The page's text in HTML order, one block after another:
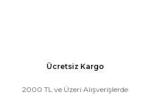
Ücretsiz Kargo
2000 TL ve Üzeri Alışverişlerde